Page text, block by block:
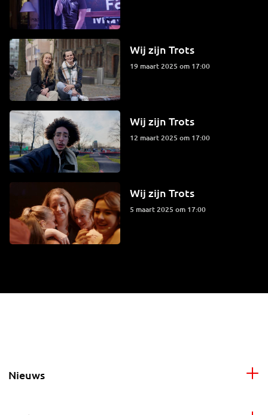
Wij zijn Trots
19 maart 2025 om 17:00
Wij zijn Trots
12 maart 2025 om 17:00
Wij zijn Trots
5 maart 2025 om 17:00
Nieuws